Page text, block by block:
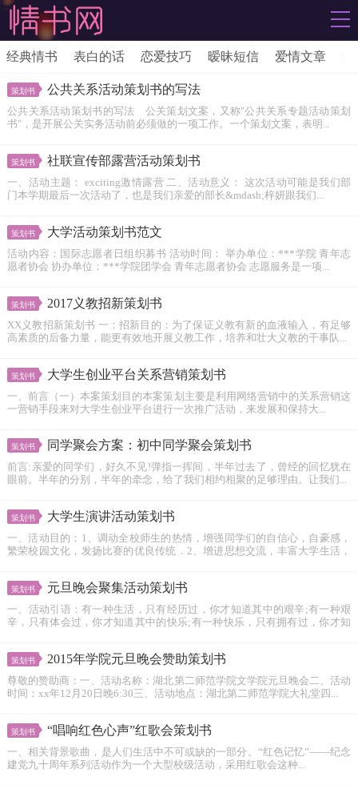
经典情书 表白的话 恋爱技巧 暧昧短信 爱情文章
策划书 公共关系活动策划书的写法
公共关系活动策划书的写法 公关策划文案，又称"公共关系专题活动策划
书"，是开展公关实务活动前必须做的一项工作。一个策划文案，表明...
策划书 社联宣传部露营活动策划书
一、活动主题： exciting激情露营 二、活动意义： 这次活动可能是我们部
门本学期最后一次活动了，也是我们亲爱的部长&mdash;梓妍跟我们...
策划书 大学活动策划书范文
活动内容：国际志愿者日组织募书 活动时间： 举办单位：***学院 青年志
愿者协会 协办单位：***学院团学会 青年志愿者协会 志愿服务是一项...
策划书 2017义教招新策划书
XX义教招新策划书 一：招新目的：为了保证义教有新的血液输入，有足够
高素质的后备力量，能更有效地开展义教工作，培养和壮大义教的干事队...
策划书 大学生创业平台关系营销策划书
一、前言（一）本案策划目的本案策划主要是利用网络营销中的关系营销这
一营销手段来对大学生创业平台进行一次推广活动，来发展和保持大...
策划书 同学聚会方案：初中同学聚会策划书
前言:亲爱的同学们，好久不见!弹指一挥间，半年过去了，曾经的回忆犹在
眼前。半年的分别，半年的牵念，给了我们相约相聚的足够理由。让我们...
策划书 大学生演讲活动策划书
一、活动目的：1、调动全校师生的热情，增强同学们的自信心，自豪感，
繁荣校园文化，发扬比赛的优良传统．2、增进思想交流，丰富大学生活，
策划书 元旦晚会聚集活动策划书
一、活动引语：有一种生活，只有经历过，你才知道其中的艰辛;有一种艰
辛，只有体会过，你才知道其中的快乐;有一种快乐，只有拥有过，你才知
策划书 2015年学院元旦晚会赞助策划书
尊敬的赞助商：一、活动名称：湖北第二师范学院文学院元旦晚会二、活动
时间：xx年12月20日晚6:30三、活动地点：湖北第二师范学院大礼堂四...
策划书 “唱响红色心声”红歌会策划书
一、相关背景歌曲，是人们生活中不可或缺的一部分。“红色记忆”――纪念
建党九十周年系列活动作为一个大型校级活动，采用红歌会这种...